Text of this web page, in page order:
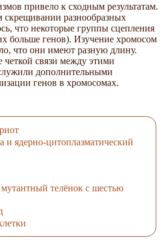
привело к сходным результатам.
разнообразных
что некоторые группы сцепления
больше генов). Изучение хромосом
что они имеют разную длину.
четкой связи между этими
дополнительными
генов в хромосомах.
и ядерно-цитоплазматический
телёнок с шестью